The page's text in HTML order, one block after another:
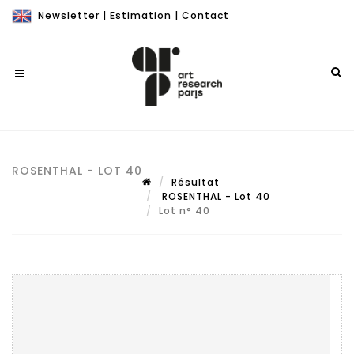
Newsletter | Estimation | Contact
ROSENTHAL - LOT 40
Résultat
ROSENTHAL - Lot 40
Lot n° 40